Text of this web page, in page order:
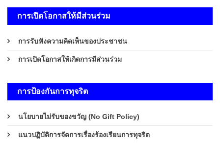
การเปิดโอกาสให้มีส่วนร่วม
การรับฟังความคิดเห็นของประชาชน
การเปิดโอกาสให้เกิดการมีส่วนร่วม
การป้องกันการทุจริต
นโยบายไม่รับของขวัญ (No Gift Policy)
แนวปฏิบัติการจัดการเรื่องร้องเรียนการทุจริต